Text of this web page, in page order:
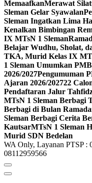
MemaafkanMerawat
Sleman Gelar Syawalan
Sleman Ingatkan Lima
Kenalkan Bimbingan
IX MTsN 1 Sleman
Belajar Wudhu, Sholat,
TKA, Murid Kelas IX
1 Sleman Umumkan
2026/2027Pengumuman
Ajaran 2026/202722
Pendaftaran Jalur
MTsN 1 Sleman Berbagi
Berbagi di Bulan
Sleman Berbagi Cerita
KautsarMTsN 1 Sleman
Murid SDN Bedelan
WA Only, Layanan PTSP :
08112959566